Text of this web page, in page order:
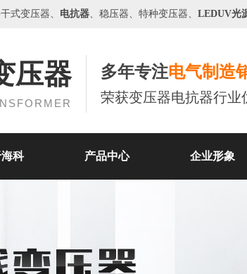
式变压器、 电抗器、 稳压器、特种变压器、 LEDUV光
压器 多年专注电气制造
荣获变压器电抗器行业
科 产品中心 企业形象